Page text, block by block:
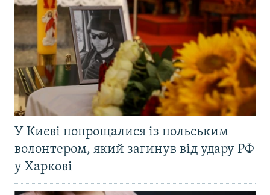
У Києві попрощалися із польським
волонтером, який загинув від удару РФ
у Харкові